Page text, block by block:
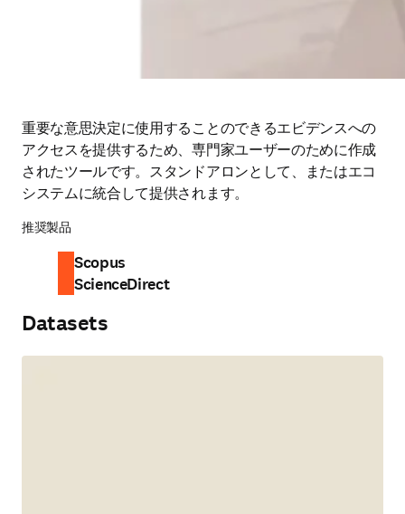
重要な意思決定に使用することのできるエビデンスへの
アクセスを提供するため、専門家ユーザーのために作成
されたツールです。スタンドアロンとして、またはエコ
システムに統合して提供されます。
推奨製品
Scopus
ScienceDirect
Datasets